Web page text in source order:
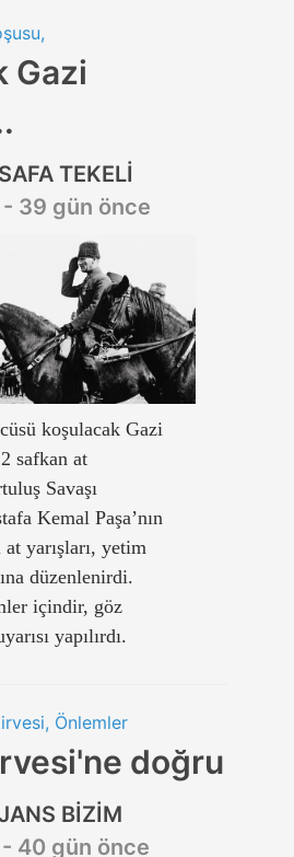
Gazi
TEKELİ
39 gün önce
koşulacak Gazi
safkan at
Savaşı
Kemal Paşa’nın
yarışları, yetim
düzenlenirdi.
içindir, göz
yapılırdı.
Önlemler
doğru
BİZİM
40 gün önce